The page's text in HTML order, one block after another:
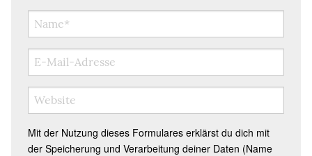
Mit der Nutzung dieses Formulares erklärst du dich mit
der Speicherung und Verarbeitung deiner Daten (Name